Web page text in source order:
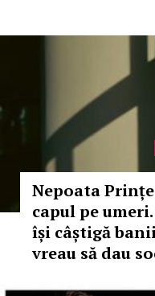
Nepoata
capul pe
își câștigă
vreau să dau